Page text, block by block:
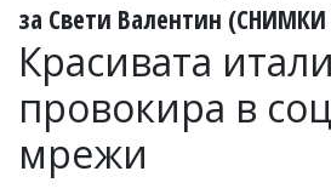
за Свети Валентин (СНИМКИ
Красивата
провокира в
мрежи